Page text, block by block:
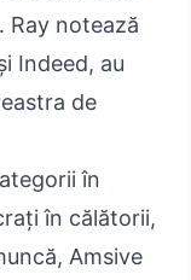
Ray notează
Indeed, au
de
în
în călătorii,
Amsive